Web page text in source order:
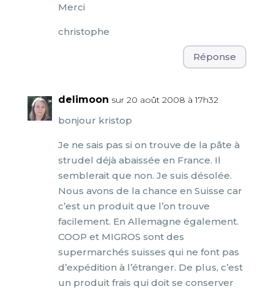
Merci
christophe
Réponse
delimoon sur 20 août 2008 à 17h32
bonjour kristop
Je ne sais pas si on trouve de la pâte à
strudel déjà abaissée en France. Il
semblerait que non. Je suis désolée.
Nous avons de la chance en Suisse car
c’est un produit que l’on trouve
facilement. En Allemagne également.
COOP et MIGROS sont des
supermarchés suisses qui ne font pas
d’expédition à l’étranger. De plus, c’est
un produit frais qui doit se conserver